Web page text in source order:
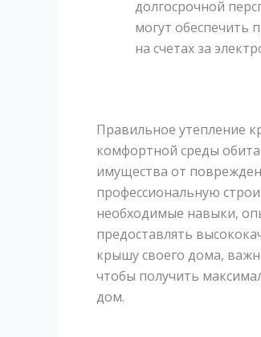
долгосрочной
могут обеспечить
на счетах за
Правильное утепление
комфортной среды
имущества от
профессиональную
необходимые навыки,
предоставлять
крышу своего дома,
чтобы получить
дом.